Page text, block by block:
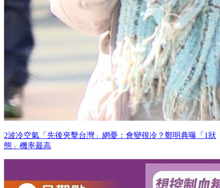
2波冷空氣「先後夾擊台灣」網憂：會變很冷？鄭明典曝「1狀
態」機率最高